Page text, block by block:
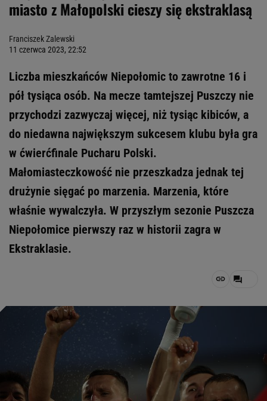
miasto z Małopolski cieszy się ekstraklasą
Franciszek Zalewski
11 czerwca 2023, 22:52
Liczba mieszkańców Niepołomic to zawrotne 16 i
pół tysiąca osób. Na mecze tamtejszej Puszczy nie
przychodzi zazwyczaj więcej, niż tysiąc kibiców, a
do niedawna największym sukcesem klubu była gra
w ćwierćfinale Pucharu Polski.
Małomiasteczkowość nie przeszkadza jednak tej
drużynie sięgać po marzenia. Marzenia, które
właśnie wywalczyła. W przyszłym sezonie Puszcza
Niepołomice pierwszy raz w historii zagra w
Ekstraklasie.